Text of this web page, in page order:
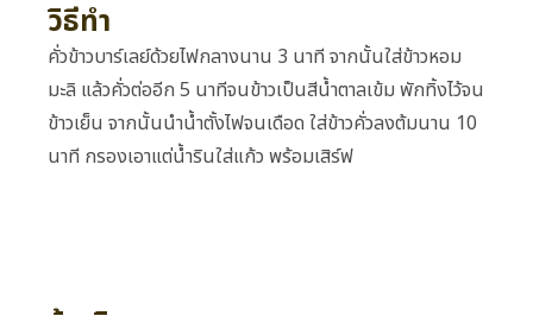
วิธีทำ
คั่วข้าวบาร์เลย์ด้วยไฟกลางนาน 3 นาที จากนั้นใส่ข้าวหอม
มะลิ แล้วคั่วต่ออีก 5 นาทีจนข้าวเป็นสีน้ำตาลเข้ม พักทิ้งไว้จน
ข้าวเย็น จากนั้นนำน้ำตั้งไฟจนเดือด ใส่ข้าวคั่วลงต้มนาน 10
นาที กรองเอาแต่น้ำรินใส่แก้ว พร้อมเสิร์ฟ